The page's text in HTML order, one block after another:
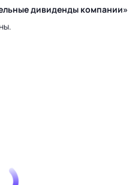
дивиденды компании»